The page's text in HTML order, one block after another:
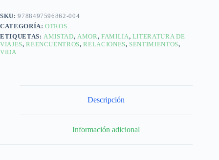
SKU:9788497596862-004
CATEGORÍA:OTROS
ETIQUETAS: AMISTAD, AMOR, FAMILIA, LITERATURA DE
VIAJES,REENCUENTROS,RELACIONES, SENTIMIENTOS,
VIDA
Descripción
Información adicional